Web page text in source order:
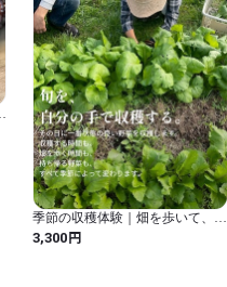
季節の収穫体験｜畑を歩いて、旬
を味わう（予約制）
3,300円